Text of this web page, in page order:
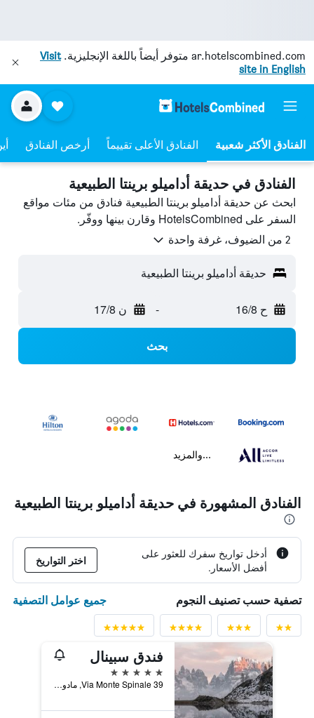
ar.hotelscombined.com متوفر أيضاً باللغة الإنجليزية.Visit
site in English
الفنادق الأعلى تقييماً أرخص الفنادق
الفنادق في حديقة أداميلو برينتا الطبيعية
ابحث عن حديقة أداميلو برينتا الطبيعية فنادق من مئات مواقع
السفر على HotelsCombined وقارن بينها ووفّر.
2 من الضيوف، غرفة واحدة
حديقة أداميلو برينتا الطبيعية
ح 16/8 - ن 17/8
بحث
...والمزيد
الفنادق المشهورة في حديقة أداميلو برينتا الطبيعية
أدخل تواريخ سفرك للعثور على
أفضل الأسعار.
اختر التواريخ
تصفية حسب تصنيف النجوم جميع عوامل التصفية
فندق سبينال
5 نجوم
Via Monte Spinale 39, مادونا دي كامبجليو, مقاطعة ترينتو, إيطاليا